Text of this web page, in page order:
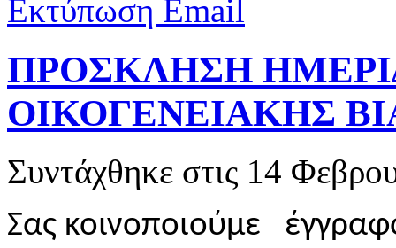
Εκτύπωση Email
ΠΡΟΣΚΛΗΣΗ
ΟΙΚΟΓΕΝΕΙΑΚΗΣ
Συντάχθηκε στις 14
Σας κοινοποιούμε